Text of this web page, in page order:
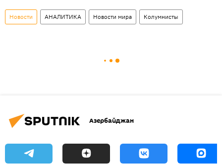
Новости АНАЛИТИКА Новости мира Колумнисты
Азербайджан